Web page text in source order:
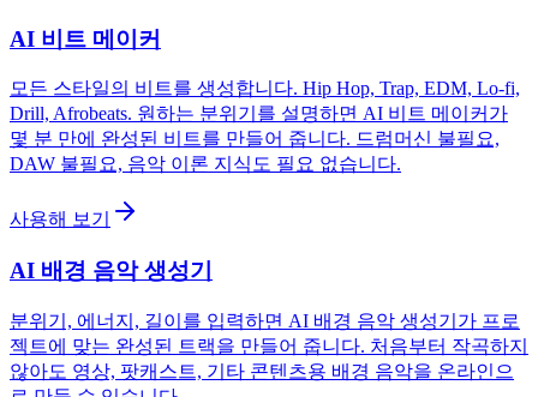
AI 비트 메이커
모든 스타일의 비트를 생성합니다. Hip Hop, Trap, EDM, Lo-fi,
Drill, Afrobeats. 원하는 분위기를 설명하면 AI 비트 메이커가
몇 분 만에 완성된 비트를 만들어 줍니다. 드럼머신 불필요,
DAW 불필요, 음악 이론 지식도 필요 없습니다.
사용해 보기
AI 배경 음악 생성기
분위기, 에너지, 길이를 입력하면 AI 배경 음악 생성기가 프로
젝트에 맞는 완성된 트랙을 만들어 줍니다. 처음부터 작곡하지
않아도 영상, 팟캐스트, 기타 콘텐츠용 배경 음악을 온라인으